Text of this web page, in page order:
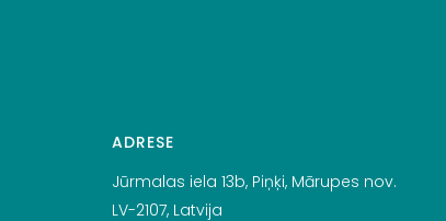
ADRESE
Jūrmalas iela 13b, Piņķi, Mārupes nov.
LV-2107, Latvija